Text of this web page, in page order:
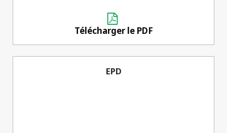
Télécharger le PDF
EPD